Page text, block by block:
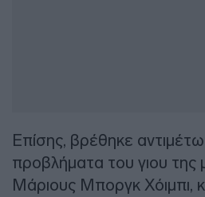
Επίσης, βρέθηκε
προβλήματα του γιου της
Μάριους Μποργκ Χόιμπι,